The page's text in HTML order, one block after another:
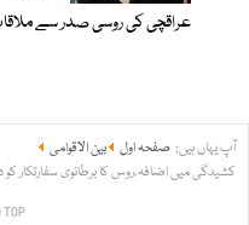
عراقچی کی روسی صدر سے
آپ یہاں ہیں: صفحہ اول
بین الاقوامی
کشیدگی میں اضافہ،روس کا برطانوی سفارتکار
TOP